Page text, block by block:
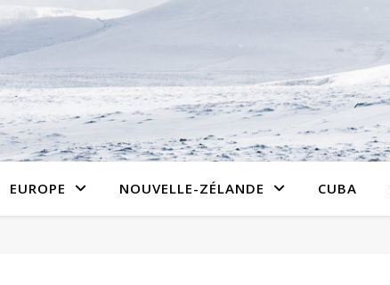
EUROPE NOUVELLE-ZÉLANDE CUBA